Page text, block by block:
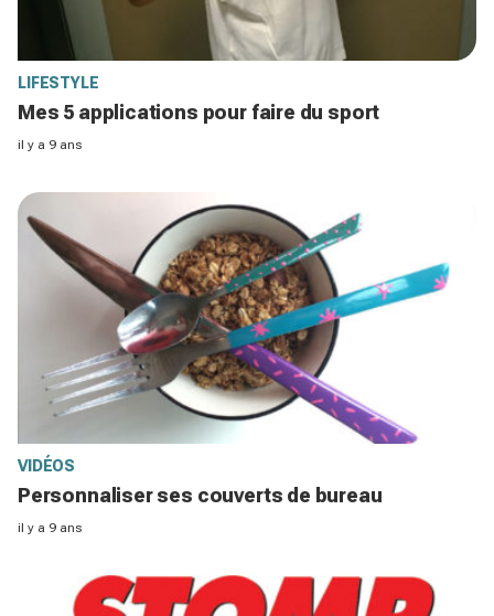
LIFESTYLE
Mes 5 applications pour faire du sport
il y a 9 ans
VIDÉOS
Personnaliser ses couverts de bureau
il y a 9 ans